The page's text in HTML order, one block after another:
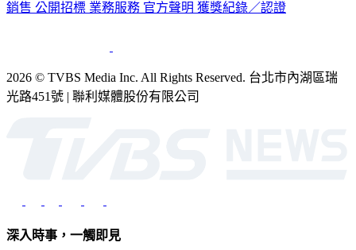
銷售 公開招標 業務服務 官方聲明 獲獎紀錄／認證
2026 © TVBS Media Inc. All Rights Reserved. 台北市內湖區瑞
光路451號 | 聯利媒體股份有限公司
深入時事，一觸即見